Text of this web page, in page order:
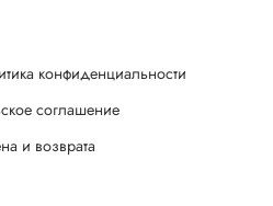
конфиденциальности
соглашение
и возврата